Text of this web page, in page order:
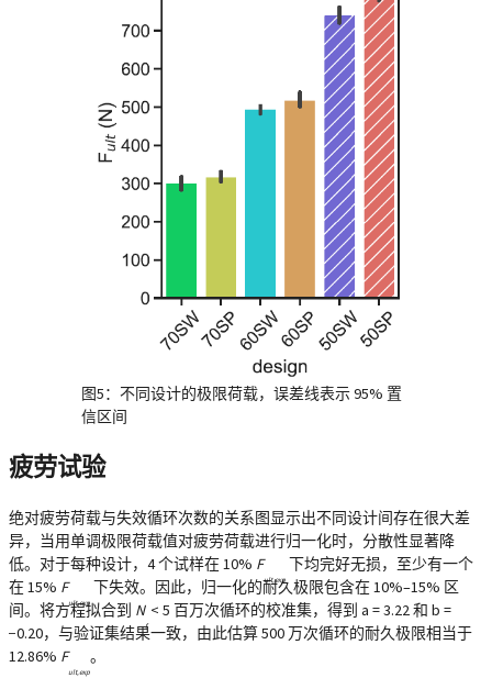
图5：不同设计的极限荷载，误差线表示 95% 置
信区间
疲劳试验
绝对疲劳荷载与失效循环次数的关系图显示出不同设计间存在很大差
异，当用单调极限荷载值对疲劳荷载进行归一化时，分散性显著降
低。对于每种设计，4 个试样在 10% F
ult,exp
下均完好无损，至少有一个
在 15% F
ult,exp
下失效。因此，归一化的耐久极限包含在 10%–15% 区
间。将方程拟合到 N
f
< 5 百万次循环的校准集，得到 a = 3.22 和 b =
−0.20，与验证集结果一致，由此估算 500 万次循环的耐久极限相当于
12.86% F
ult,exp
。